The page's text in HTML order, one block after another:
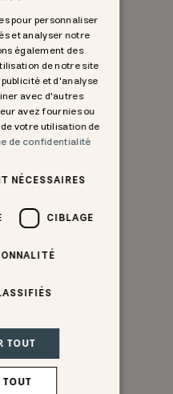
pour personnaliser
et analyser notre
également des
de notre site
et d'analyse
avec d'autres
avez fournies ou
votre utilisation de
de confidentialité
NÉCESSAIRES
CIBLAGE
TOUT
TOUT